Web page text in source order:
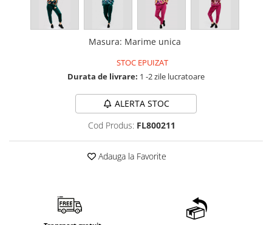
Masura: Marime unica
STOC EPUIZAT
Durata de livrare: 1 -2 zile lucratoare
ALERTA STOC
Cod Produs: FL800211
Adauga la Favorite